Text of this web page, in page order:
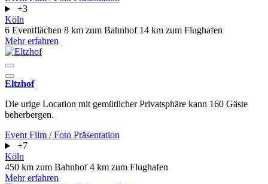
+3
Köln
6 Eventflächen 8 km zum Bahnhof 14 km zum Flughafen
Mehr erfahren
Eltzhof
Die urige Location mit gemütlicher Privatsphäre kann 160 Gäste
beherbergen.
Event Film / Foto Präsentation
+7
Köln
450 km zum Bahnhof4 km zum Flughafen
Mehr erfahren